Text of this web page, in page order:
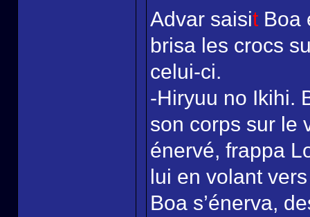
Advar saisit Boa
brisa les crocs
celui-ci.
-Hiryuu no Ikihi.
son corps sur le
énervé, frappa
lui en volant
Boa s’énerva,